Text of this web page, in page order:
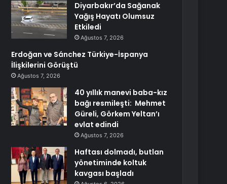
Diyarbakır’da Sağanak
Yağış Hayatı Olumsuz
Etkiledi
Ağustos 7, 2026
Erdoğan ve Sánchez Türkiye-İspanya
İlişkilerini Görüştü
Ağustos 7, 2026
40 yıllık manevi baba-kız
bağı resmileşti: Mehmet
Güreli, Görkem Yeltan’ı
evlat edindi
Ağustos 7, 2026
Haftası dolmadı, butlan
yönetiminde koltuk
kavgası başladı